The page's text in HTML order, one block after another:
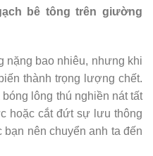
bê tông trên giường
nặng bao nhiêu, nhưng khi
thành trọng lượng chết.
lông thú nghiền nát tất
hoặc cắt đứt sự lưu thông
nên chuyển anh ta đến